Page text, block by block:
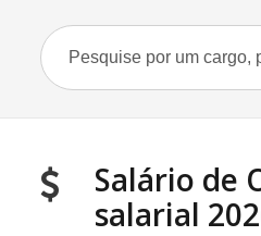
Salário de
salarial